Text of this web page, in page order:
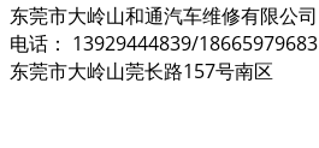
东莞市大岭山和通汽车维修有限公司
电话： 13929444839/18665979683
东莞市大岭山莞长路157号南区